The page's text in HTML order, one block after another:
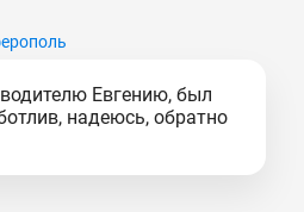
Евгению, был
надеюсь, обратно